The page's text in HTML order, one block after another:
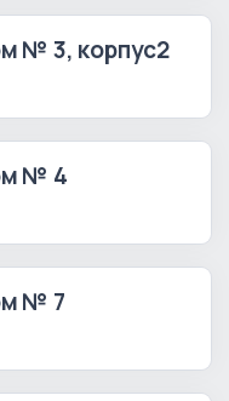
№ 3, корпус2
№ 4
№ 7